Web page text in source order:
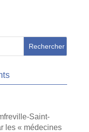
Saint-
les « médecines